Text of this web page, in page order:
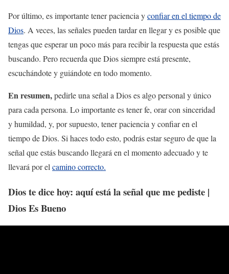
Por último, es importante tener paciencia yconfiar en el tiempo de
Dios. A veces, las señales pueden tardar en llegar y es posible que
tengas que esperar un poco más para recibir la respuesta que estás
buscando. Pero recuerda que Dios siempre está presente,
escuchándote y guiándote en todo momento.
En resumen,pedirle una señal a Dios es algo personal y único
para cada persona. Lo importante es tener fe, orar con sinceridad
y humildad, y, por supuesto, tener paciencia y confiar en el
tiempo de Dios. Si haces todo esto, podrás estar seguro de que la
señal que estás buscando llegará en el momento adecuado y te
llevará por el camino correcto.
Dios te dice hoy: aquí está la señal que me pediste |
Dios Es Bueno